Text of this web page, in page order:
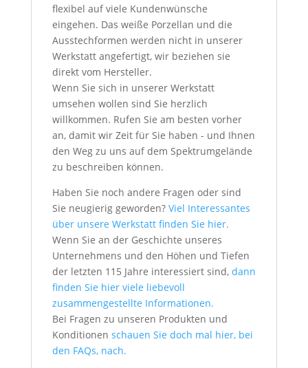
flexibel auf viele Kundenwünsche
eingehen. Das weiße Porzellan und die
Ausstechformen werden nicht in unserer
Werkstatt angefertigt, wir beziehen sie
direkt vom Hersteller.
Wenn Sie sich in unserer Werkstatt
umsehen wollen sind Sie herzlich
willkommen. Rufen Sie am besten vorher
an, damit wir Zeit für Sie haben - und Ihnen
den Weg zu uns auf dem Spektrumgelände
zu beschreiben können.
Haben Sie noch andere Fragen oder sind
Sie neugierig geworden?Viel Interessantes
über unsere Werkstatt finden Sie hier.
Wenn Sie an der Geschichte unseres
Unternehmens und den Höhen und Tiefen
der letzten 115 Jahre interessiert sind, dann
finden Sie hier viele liebevoll
zusammengestellte Informationen.
Bei Fragen zu unseren Produkten und
Konditionen schauen Sie doch mal hier, bei
den FAQs, nach.